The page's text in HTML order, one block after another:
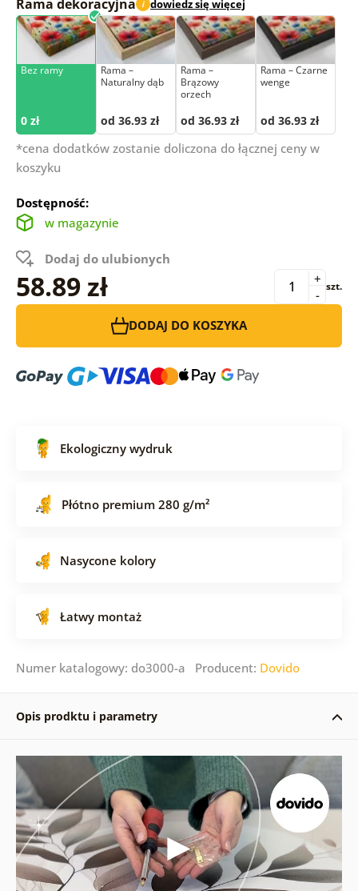
Rama dekoracyjna i dowiedz się więcej
Bez ramy
0 zł
Rama –
Naturalny dąb
od 36.93 zł
Rama –
Brązowy
orzech
od 36.93 zł
Rama – Czarne
wenge
od 36.93 zł
*cena dodatków zostanie doliczona do łącznej ceny w
koszyku
Dostępność:
w magazynie
Dodaj do ulubionych
58.89 zł -
+ szt.
DODAJ DO KOSZYKA
Ekologiczny wydruk
Płótno premium 280 g/m²
Nasycone kolory
Łatwy montaż
Numer katalogowy: do3000-a Producent: Dovido
Opis prodktu i parametry